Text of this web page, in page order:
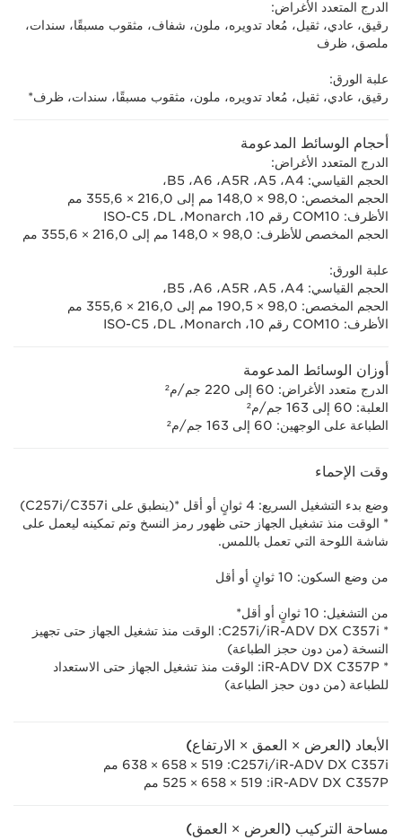
الدرج المتعدد الأغراض:
رقيق، عادي، ثقيل، مُعاد تدويره، ملون، شفاف، مثقوب مسبقًا، سندات،
ملصق، ظرف
علبة الورق:
رقيق، عادي، ثقيل، مُعاد تدويره، ملون، مثقوب مسبقًا، سندات، ظرف*
أحجام الوسائط المدعومة
الدرج المتعدد الأغراض:
الحجم القياسي: A4،‏ A5‏، A5R،‏ A6،‏ B5‏،
الحجم المخصص: 98,0 × 148,0 مم إلى 216,0 × 355,6 مم
الأظرف: COM10 رقم 10‏، Monarch،‏ DL،‏ ISO-C5
الحجم المخصص للأظرف: 98,0 × 148,0 مم إلى 216,0 × 355,6 مم
علبة الورق:
الحجم القياسي: A4،‏ A5‏، A5R،‏ A6،‏ B5‏،
الحجم المخصص: 98,0 × 190,5 مم إلى 216,0 × 355,6 مم
الأظرف: COM10 رقم 10‏، Monarch،‏ DL،‏ ISO-C5
أوزان الوسائط المدعومة
الدرج متعدد الأغراض: 60 إلى 220 جم/م²
العلبة: 60 إلى 163 جم/م²
الطباعة على الوجهين: 60 إلى 163 جم/م²
وقت الإحماء
وضع بدء التشغيل السريع: 4 ثوانٍ أو أقل *(ينطبق على C357i‏/C257i)
* الوقت منذ تشغيل الجهاز حتى ظهور رمز النسخ وتم تمكينه ليعمل على
شاشة اللوحة التي تعمل باللمس.
من وضع السكون: 10 ثوانٍ أو أقل
من التشغيل: 10 ثوانٍ أو أقل*
* iR-ADV DX C357i/‏C257i: الوقت منذ تشغيل الجهاز حتى تجهيز
النسخة (من دون حجز الطباعة)
* iR-ADV DX C357P: الوقت منذ تشغيل الجهاز حتى الاستعداد
للطباعة (من دون حجز الطباعة)
الأبعاد (العرض × العمق × الارتفاع)
iR-ADV DX C357i/‏C257i‏: 519 × 658 ×‏ 638 مم
iR-ADV DX C357P‏: 519 × 658 × 525 مم
مساحة التركيب (العرض × العمق)